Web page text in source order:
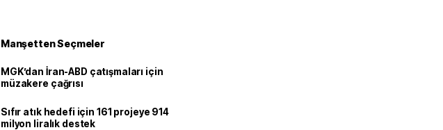
Manşetten Seçmeler
MGK’dan İran-ABD çatışmaları için
müzakere çağrısı
Sıfır atık hedefi için 161 projeye 914
milyon liralık destek